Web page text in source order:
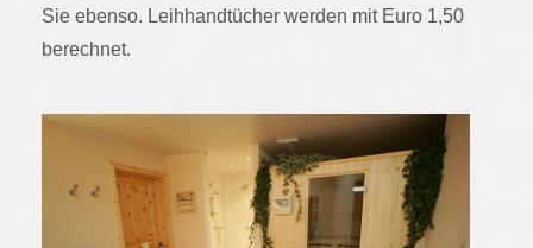
Sie ebenso. Leihhandtücher werden mit Euro 1,50
berechnet.